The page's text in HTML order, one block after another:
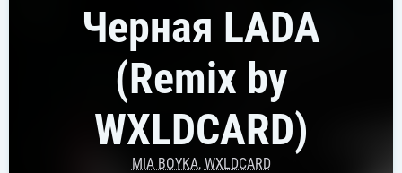
Черная LADA
(Remix by
WXLDCARD)
MIA BOYKA, WXLDCARD